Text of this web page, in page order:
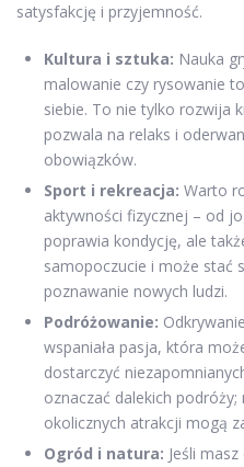
satysfakcję i przyjemność.
Kultura i sztuka: Nauka
malowanie czy rysowanie
siebie. To nie tylko rozwija
pozwala na relaks i
obowiązków.
Sport i rekreacja: Warto
aktywności fizycznej – od
poprawia kondycję, ale
samopoczucie i może stać
poznawanie nowych ludzi.
Podróżowanie:
wspaniała pasja, która
dostarczyć
oznaczać dalekich
okolicznych atrakcji mogą
Ogród i natura: Jeśli